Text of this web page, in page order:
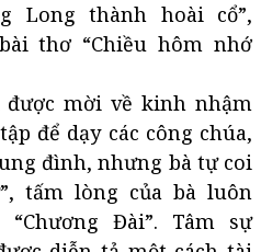
Long thành hoài cổ”,
thơ “Chiều hôm nhớ
mời về kinh nhậm
để dạy các công chúa,
đình, nhưng bà tự coi
tấm lòng của bà luôn
Đài”. Tâm sự